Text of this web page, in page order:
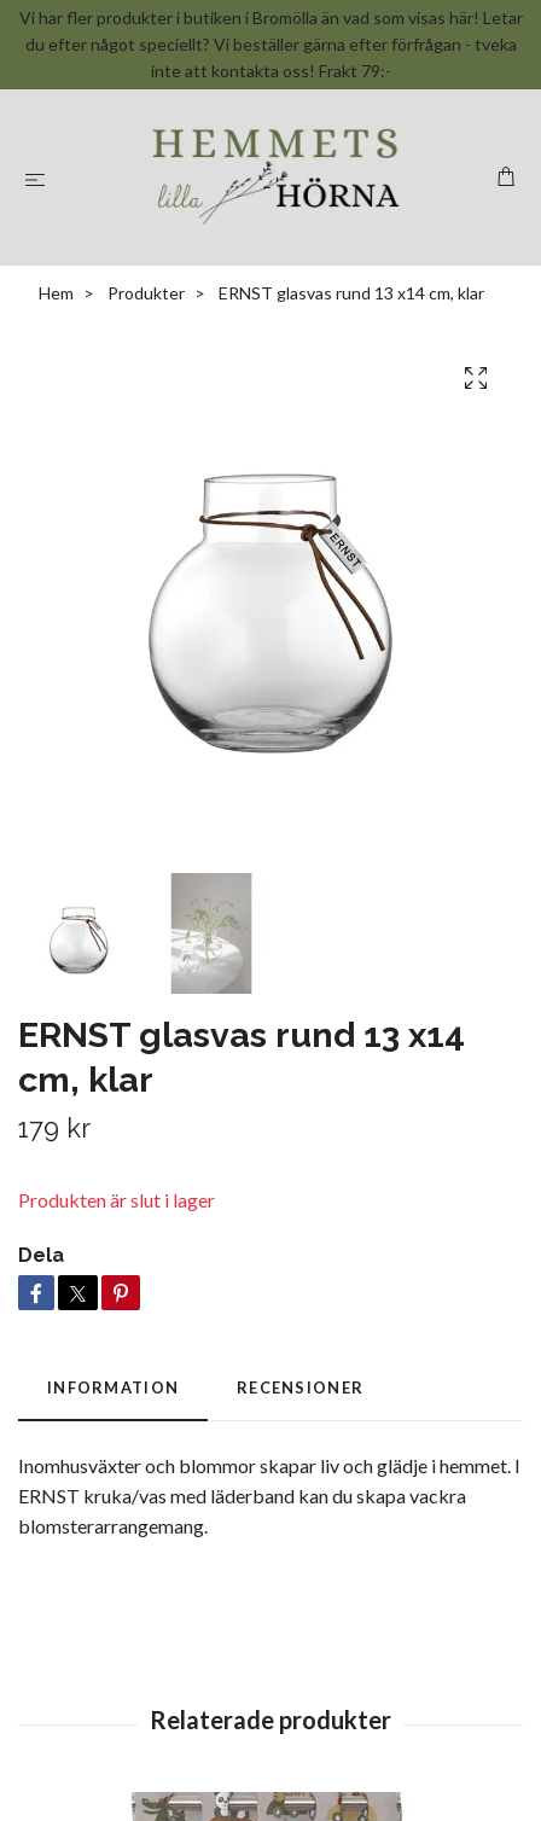
Vi har fler produkter i butiken i Bromölla än vad som visas här! Letar
du efter något speciellt? Vi beställer gärna efter förfrågan - tveka
inte att kontakta oss! Frakt 79:-
Hem Produkter ERNST glasvas rund 13 x14 cm, klar
ERNST glasvas rund 13 x14
cm, klar
179 kr
Produkten är slut i lager
Dela
INFORMATION RECENSIONER
Inomhusväxter och blommor skapar liv och glädje i hemmet. I
ERNST kruka/vas med läderband kan du skapa vackra
blomsterarrangemang.